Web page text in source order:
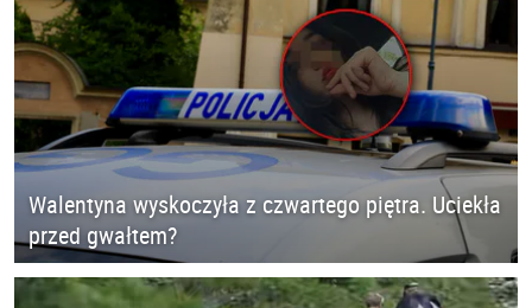
Walentyna wyskoczyła z czwartego piętra. Uciekła
przed gwałtem?